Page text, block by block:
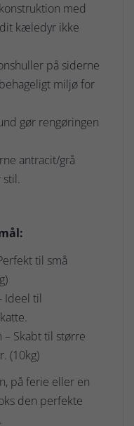
med
kæledyr ikke
på siderne
miljø for
gør rengøringen
antracit/grå
stil.
til små
Ideel til
– Skabt til større
(10kg)
på ferie eller en
den perfekte